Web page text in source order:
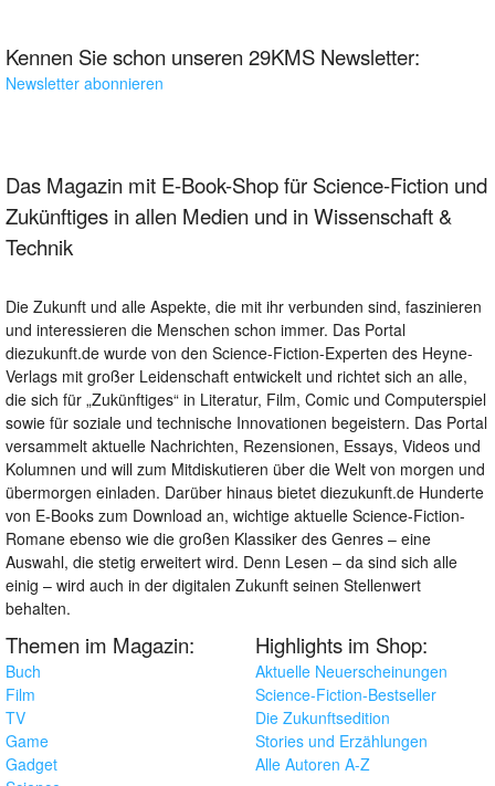
Kennen Sie schon unseren 29KMS Newsletter:
Newsletter abonnieren
Das Magazin mit E-Book-Shop für Science-Fiction und
Zukünftiges in allen Medien und in Wissenschaft &
Technik
Die Zukunft und alle Aspekte, die mit ihr verbunden sind, faszinieren
und interessieren die Menschen schon immer. Das Portal
diezukunft.de wurde von den Science-Fiction-Experten des Heyne-
Verlags mit großer Leidenschaft entwickelt und richtet sich an alle,
die sich für „Zukünftiges“ in Literatur, Film, Comic und Computerspiel
sowie für soziale und technische Innovationen begeistern. Das Portal
versammelt aktuelle Nachrichten, Rezensionen, Essays, Videos und
Kolumnen und will zum Mitdiskutieren über die Welt von morgen und
übermorgen einladen. Darüber hinaus bietet diezukunft.de Hunderte
von E-Books zum Download an, wichtige aktuelle Science-Fiction-
Romane ebenso wie die großen Klassiker des Genres – eine
Auswahl, die stetig erweitert wird. Denn Lesen – da sind sich alle
einig – wird auch in der digitalen Zukunft seinen Stellenwert
behalten.
Themen im Magazin:
Buch
Film
TV
Game
Gadget
Highlights im Shop:
Aktuelle Neuerscheinungen
Science-Fiction-Bestseller
Die Zukunftsedition
Stories und Erzählungen
Alle Autoren A-Z